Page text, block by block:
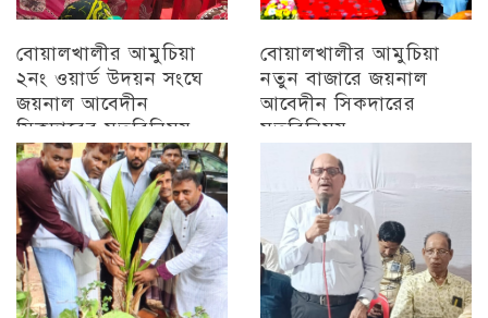
বোয়ালখালীর আমুচিয়া
২নং ওয়ার্ড উদয়ন সংঘে
জয়নাল আবেদীন
সিকদারের মতবিনিময়
অন্যান্য
বোয়ালখালীর আমুচিয়া
নতুন বাজারে জয়নাল
আবেদীন সিকদারের
মতবিনিময়
চট্টগ্রাম